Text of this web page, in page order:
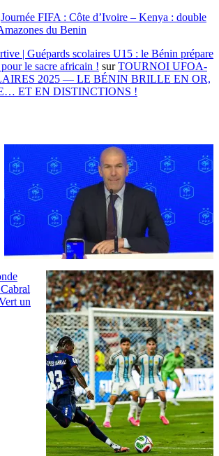
Journée FIFA : Côte d’Ivoire – Kenya : double
du Benin
| Guépards scolaires U15 : le Bénin prépare
le sacre africain ! surTOURNOI UFOA-
2025 — LE BÉNIN BRILLE EN OR,
ET EN DISTINCTIONS !
un